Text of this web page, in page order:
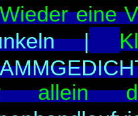
Wieder eine
|
allein